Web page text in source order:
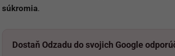
súkromia.
Dostaň Odzadu do svojich Google